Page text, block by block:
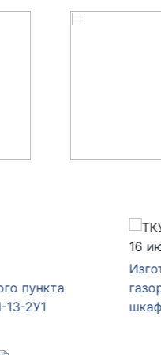
газорегуляторного
шкафного ГРПШ-13-2Н-